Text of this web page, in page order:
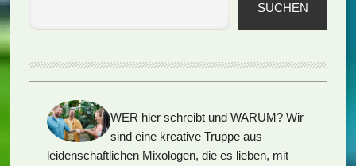
SUCHEN
WER hier schreibt und WARUM? Wir
sind eine kreative Truppe aus
leidenschaftlichen Mixologen, die es lieben, mit